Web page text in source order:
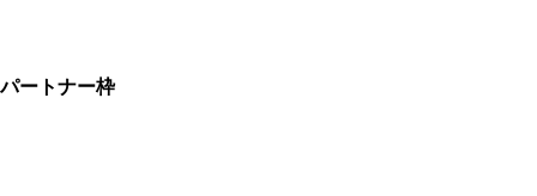
パートナー枠